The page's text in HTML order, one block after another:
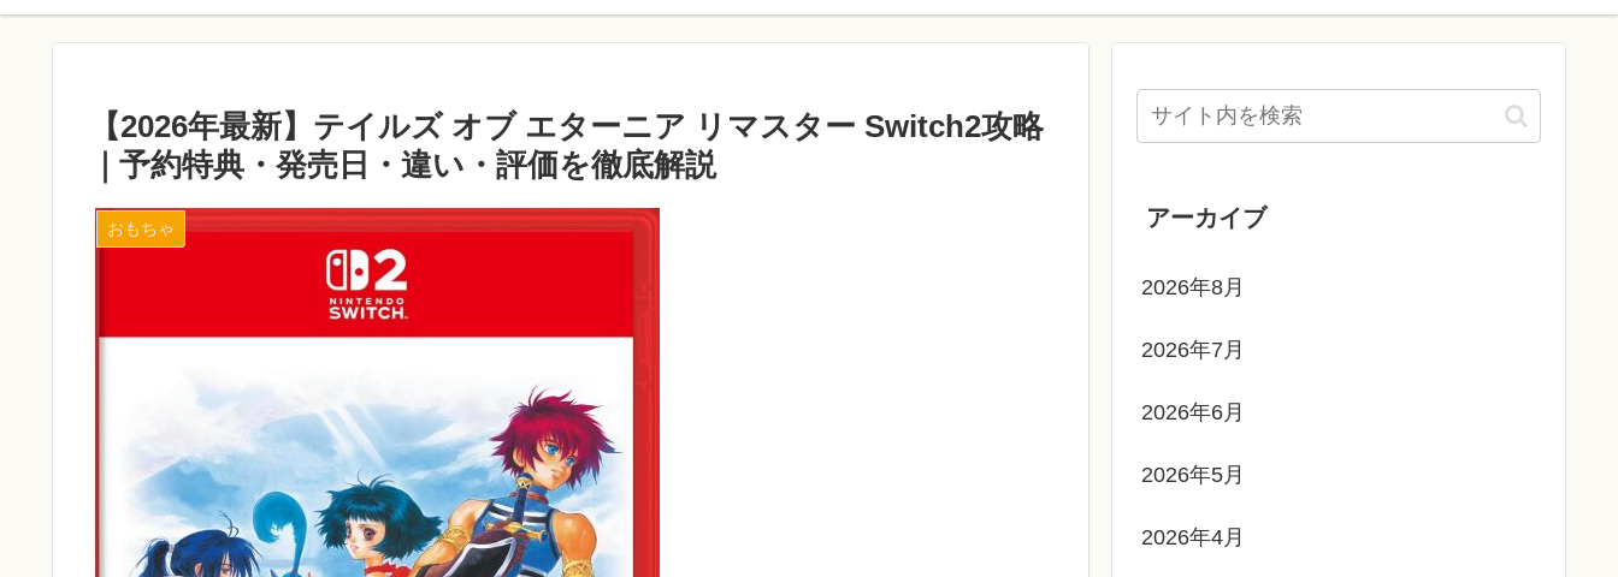
【2026年最新】テイルズ オブ エターニア リマスター Switch2攻略
｜予約特典・発売日・違い・評価を徹底解説
おもちゃ アーカイブ
2026年8月
2026年7月
2026年6月
2026年5月
2026年4月